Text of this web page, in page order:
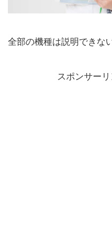
全部の機種は説明できな
スポンサー